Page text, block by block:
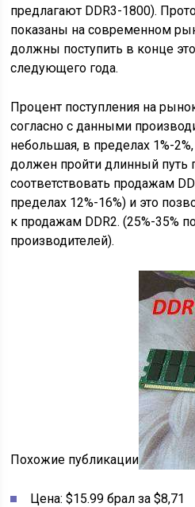
предлагают DDR3-1800).
показаны на современном
должны поступить в конце
следующего года.
Процент поступления на
согласно с данными
небольшая, в пределах 1%-2%,
должен пройти длинный путь
соответствовать продажам
пределах 12%-16%) и это
к продажам DDR2. (25%-35%
производителей).
Похожие публикации
Цена: $15.99 брал за $8,71